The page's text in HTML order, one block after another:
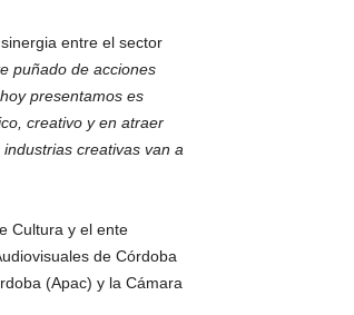
entre el sector
puñado de acciones
presentamos es
creativo y en atraer
creativas van a
Cultura y el ente
de Córdoba
(Apac) y la Cámara